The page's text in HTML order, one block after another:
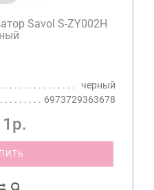
Savol S-ZY002H
черный
6973729363678